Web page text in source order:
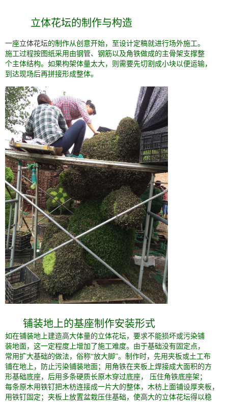
立体花坛的制作与构造
一座立体花坛的制作从创意开始，至设计定稿就进行场外施工。
施工过程按图纸采用由钢管、钢筋以及角铁做成的主骨架支撑整
个主体结构。如果构架体量太大，则需要先切割成小块以便运输，
到达现场后再拼接形成整体。
铺装地上的基座制作安装形式
如在铺装地上建造高大体量的立体花坛，要求不能损坏或污染铺
装地面，这一定程度上增加了施工难度。由于基础没有固定点，
常用扩大基础的做法，俗称“放大脚”。制作时，先用夹板或土工布
铺在地上，防止污染铺装地面；用角铁在夹板上焊接成大面积的方
形基础底座，后用多条硬质长原木穿过底座， 压住角铁底座架；
每条原木用铁钉把木枋连接成一片大的整体，木枋上面铺设厚夹板，
用铁钉固定；夹板上放置盆栽压住基础，使高大的立体花坛得以稳